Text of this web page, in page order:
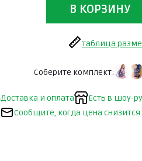
таблица
Соберите комплект:
Доставка и оплата
Есть в шоу-
Сообщите, когда цена снизится